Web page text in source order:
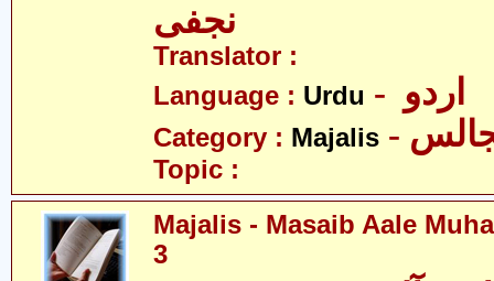
نجفی
Translator :
Language : Urdu
Category : Majalis
Topic :
Majalis - Masaib Aale
3